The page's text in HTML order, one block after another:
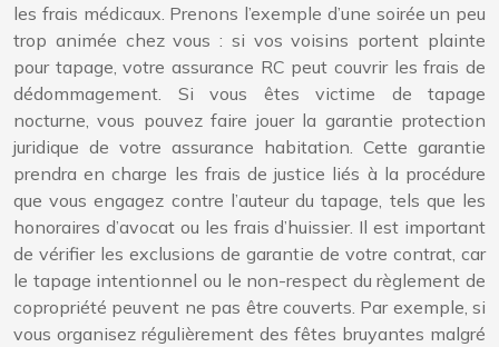
les frais médicaux. Prenons l’exemple d’une soirée un peu
trop animée chez vous : si vos voisins portent plainte
pour tapage, votre assurance RC peut couvrir les frais de
dédommagement. Si vous êtes victime de tapage
nocturne, vous pouvez faire jouer la garantie protection
juridique de votre assurance habitation. Cette garantie
prendra en charge les frais de justice liés à la procédure
que vous engagez contre l’auteur du tapage, tels que les
honoraires d’avocat ou les frais d’huissier. Il est important
de vérifier les exclusions de garantie de votre contrat, car
le tapage intentionnel ou le non-respect du règlement de
copropriété peuvent ne pas être couverts. Par exemple, si
vous organisez régulièrement des fêtes bruyantes malgré